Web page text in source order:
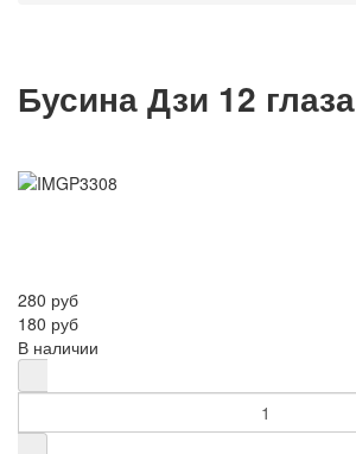
Бусина Дзи 12 глаза
280 руб
180 руб
В наличии